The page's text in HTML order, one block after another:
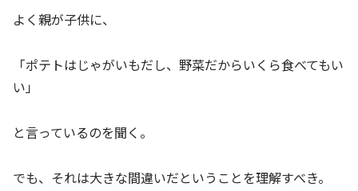
よく親が子供に、
「ポテトはじゃがいもだし、野菜だからいくら食べてもい
い」
と言っているのを聞く。
でも、それは大きな間違いだということを理解すべき。